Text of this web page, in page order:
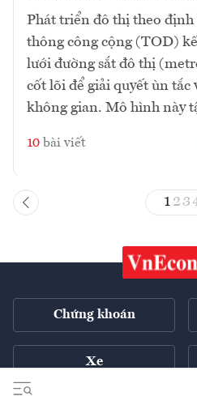
Phát triển đô thị theo định
thông công cộng (TOD)
lưới đường sắt đô thị
cốt lõi để giải quyết ùn tắc
không gian. Mô hình này
10 bài viết
1 23
Chứng khoán
Xe